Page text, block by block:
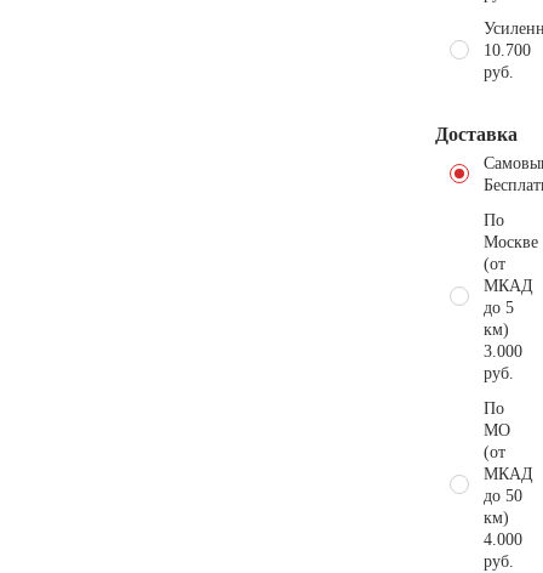
10.700
руб.
Доставка
По
Москве
(от
МКАД
до 5
км)
3.000
руб.
По
МО
(от
МКАД
до 50
км)
4.000
руб.